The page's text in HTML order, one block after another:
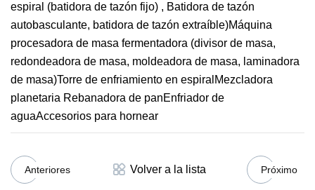
espiral (batidora de tazón fijo) , Batidora de tazón
autobasculante, batidora de tazón extraíble)Máquina
procesadora de masa fermentadora (divisor de masa,
redondeadora de masa, moldeadora de masa, laminadora
de masa)Torre de enfriamiento en espiralMezcladora
planetaria Rebanadora de panEnfriador de
aguaAccesorios para hornear
Anteriores Volver a la lista Próximo